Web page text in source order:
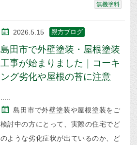
無機塗料
2026.5.15 親方ブログ
島田市で外壁塗装・屋根塗装
工事が始まりました｜コーキ
ング劣化や屋根の苔に注意
島田市で外壁塗装や屋根塗装をご
検討中の方にとって、実際の住宅でど
のような劣化症状が出ているのか、ど